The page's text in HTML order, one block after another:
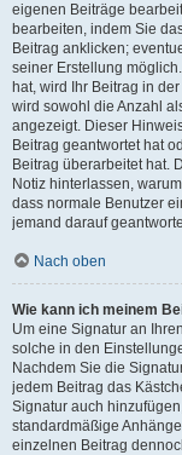
eigenen Beiträge
bearbeiten, indem Sie
Beitrag anklicken;
seiner Erstellung
hat, wird Ihr Beitrag in
wird sowohl die Anzahl
angezeigt. Dieser
Beitrag geantwortet hat
Beitrag überarbeitet hat.
Notiz hinterlassen,
dass normale Benutzer
jemand darauf
Nach oben
Wie kann ich meinem
Um eine Signatur an
solche in den
Nachdem Sie die
jedem Beitrag das
Signatur auch
standardmäßige
einzelnen Beitrag